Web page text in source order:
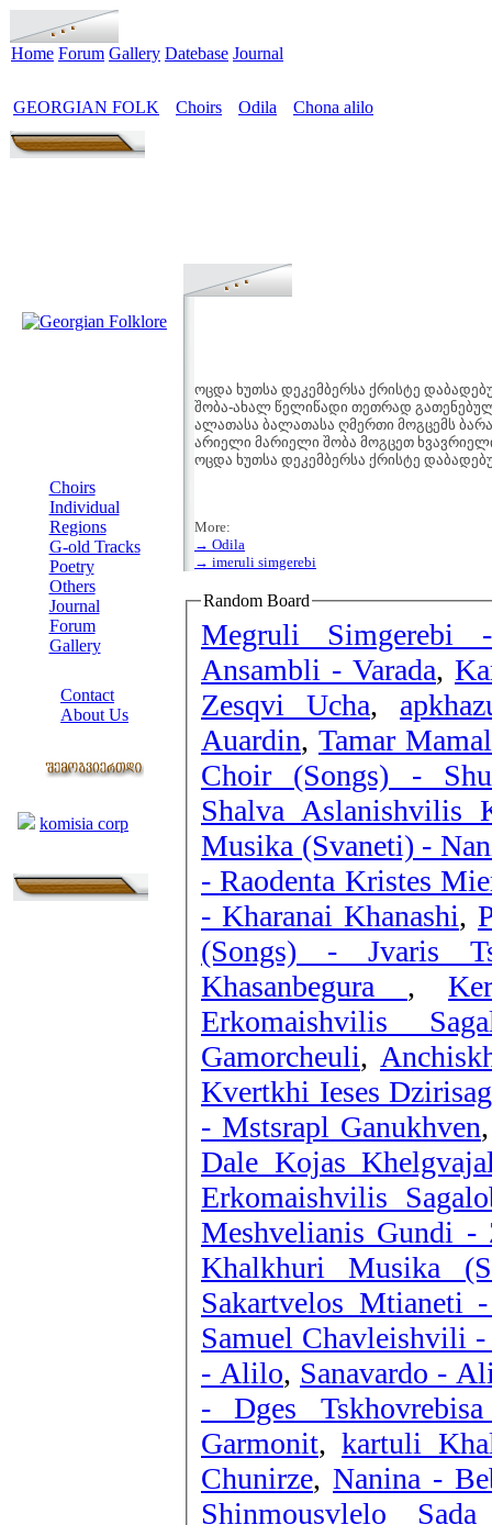
Home Forum Gallery Datebase Journal
GEORGIAN FOLK Choirs Odila Chona alilo
Choirs
Individual
Regions
G-old Tracks
Poetry
Others
Journal
Forum
Gallery
Contact
About Us
komisia corp
ოცდა ხუთსა დეკემბერსა ქრისტე
შობა-ახალ წელიწადი თეთრად
ალათასა ბალათასა ღმერთი მოგცემს
არიელი მარიელი შობა მოგცეთ
ოცდა ხუთსა დეკემბერსა ქრისტე
More:
→ Odila
→ imeruli simgerebi
Random Board
Megruli Simgerebi
Ansambli - Varada,
Zesqvi Ucha,
Auardin, Tamar
Choir (Songs) -
Shalva Aslanishvilis
Musika (Svaneti) -
- Raodenta Kristes
- Kharanai Khanashi,
(Songs) - Jvaris
Khasanbegura ,
Erkomaishvilis
Gamorcheuli,
Kvertkhi Ieses
- Mstsrapl Ganukhven
Dale Kojas
Erkomaishvilis
Meshvelianis Gundi -
Khalkhuri Musika
Sakartvelos Mtianeti -
Samuel Chavleishvili
- Alilo, Sanavardo -
- Dges Tskhovrebisa
Garmonit, kartuli
Chunirze, Nanina -
Shinmousvlelo